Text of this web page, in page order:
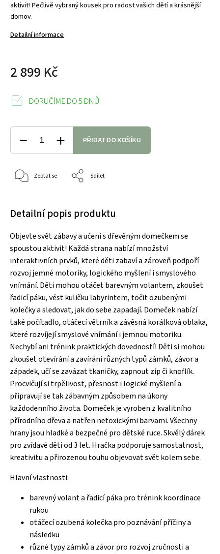
aktivit! Pečlivě vybraný kousek pro radost vašich dětí a krásnější
domov.
Detailní informace
2 899 Kč
DORUČÍME DO 5 DNŮ
PŘIDAT DO KOŠÍKU
Zeptat se Sdílet
Detailní popis produktu
Objevte svět zábavy a učení s dřevěným domečkem se
spoustou aktivit! Každá strana nabízí množství
interaktivních prvků, které děti zabaví a zároveň podpoří
rozvoj jemné motoriky, logického myšlení i smyslového
vnímání. Děti mohou otáčet barevným volantem, zkoušet
řadicí páku, vést kuličku labyrintem, točit ozubenými
kolečky a sledovat, jak do sebe zapadají. Domeček nabízí
také počítadlo, otáčecí větrník a závěsná korálková oblaka,
které rozvíjejí smyslové vnímání i jemnou motoriku.
Nechybí ani trénink praktických dovedností! Děti si mohou
zkoušet otevírání a zavírání různých typů zámků, závor a
západek, učí se zavázat tkaničky, zapnout zip či knoflík.
Procvičují si trpělivost, přesnost i logické myšlení a
připravují se tak zábavným způsobem na úkony
každodenního života. Domeček je vyroben z kvalitního
přírodního dřeva a natřen netoxickými barvami. Všechny
hrany jsou hladké a bezpečné pro dětské ruce. Skvělý dárek
pro zvídavé děti od 3 let. Hračka podporuje samostatnost,
kreativitu a přirozenou touhu objevovat svět kolem sebe.
Hlavní vlastnosti:
barevný volant a řadicí páka pro trénink koordinace
rukou
otáčecí ozubená kolečka pro poznávání příčiny a
následku
různé typy zámků a závor pro rozvoj zručnosti a